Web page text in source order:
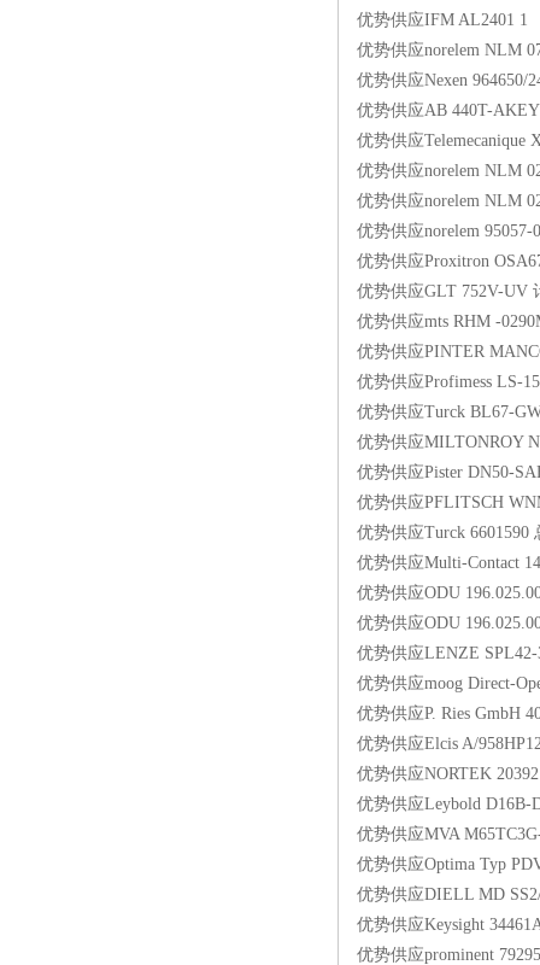
优势供应IFM AL2401 1
优势供应norelem NLM
优势供应Nexen 964650/
优势供应AB 440T-
优势供应Telemecanique
优势供应norelem NLM
优势供应norelem NLM
优势供应norelem 95057-
优势供应Proxitron
优势供应GLT 752V-UV
优势供应mts RHM -
优势供应PINTER
优势供应Profimess LS-
优势供应Turck BL67-
优势供应MILTONROY
优势供应Pister DN50-
优势供应PFLITSCH
优势供应Turck 6601590
优势供应Multi-Contact
优势供应ODU
优势供应ODU
优势供应LENZE
优势供应moog Direct-
优势供应P. Ries GmbH
优势供应Elcis A/
优势供应NORTEK
优势供应Leybold D16B-
优势供应MVA
优势供应Optima Typ
优势供应DIELL MD
优势供应Keysight
优势供应prominent